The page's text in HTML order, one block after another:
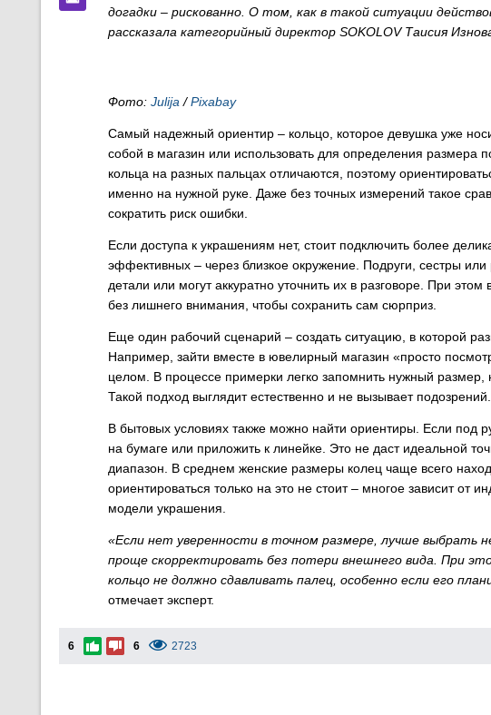
догадки – рискованно. О том, как в такой ситуации
рассказала категорийный директор SOKOLOV Таисия
Фото: Julija /Pixabay
Самый надежный ориентир – кольцо, которое девушка уже
собой в магазин или использовать для определения размера
кольца на разных пальцах отличаются, поэтому
именно на нужной руке. Даже без точных измерений такое
сократить риск ошибки.
Если доступа к украшениям нет, стоит подключить более
эффективных – через близкое окружение. Подруги, сестры или
детали или могут аккуратно уточнить их в разговоре. При
без лишнего внимания, чтобы сохранить сам сюрприз.
Еще один рабочий сценарий – создать ситуацию, в которой
Например, зайти вместе в ювелирный магазин «просто
целом. В процессе примерки легко запомнить нужный размер,
Такой подход выглядит естественно и не вызывает подозрений.
В бытовых условиях также можно найти ориентиры. Если под
на бумаге или приложить к линейке. Это не даст идеальной
диапазон. В среднем женские размеры колец чаще всего
ориентироваться только на это не стоит – многое зависит от
модели украшения.
«Если нет уверенности в точном размере, лучше выбрать
проще скорректировать без потери внешнего вида. При
кольцо не должно сдавливать палец, особенно если его
отмечает эксперт.
6 6 2723